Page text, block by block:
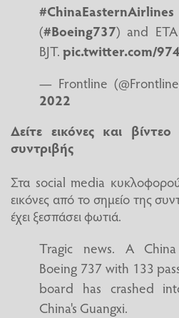
#ChinaEasternAirlines
(#Boeing737) and
BJT.pic.twitter.com/
— Frontline
2022
Δείτε εικόνες και
συντριβής
Στα social media
εικόνες από το σημείο της
έχει ξεσπάσει φωτιά.
Tragic news. A
Boeing 737 with 133
board has crashed
China's Guangxi.